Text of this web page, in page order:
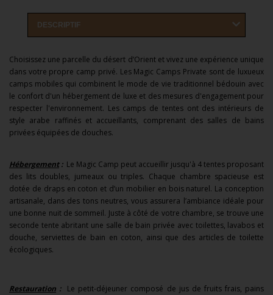
DESCRIPTIF
Choisissez une parcelle du désert d’Orient et vivez une expérience unique
dans votre propre camp privé. Les Magic Camps Private sont de luxueux
camps mobiles qui combinent le mode de vie traditionnel bédouin avec
le confort d'un hébergement de luxe et des mesures d'engagement pour
respecter l'environnement. Les camps de tentes ont des intérieurs de
style arabe raffinés et accueillants, comprenant des salles de bains
privées équipées de douches.
Hébergement:Le Magic Camp peut accueillir jusqu'à 4 tentes proposant
des lits doubles, jumeaux ou triples. Chaque chambre spacieuse est
dotée de draps en coton et d’un mobilier en bois naturel. La conception
artisanale, dans des tons neutres, vous assurera l’ambiance idéale pour
une bonne nuit de sommeil. Juste à côté de votre chambre, se trouve une
seconde tente abritant une salle de bain privée avec toilettes, lavabos et
douche, serviettes de bain en coton, ainsi que des articles de toilette
écologiques.
Restauration :Le petit-déjeuner composé de jus de fruits frais, pains